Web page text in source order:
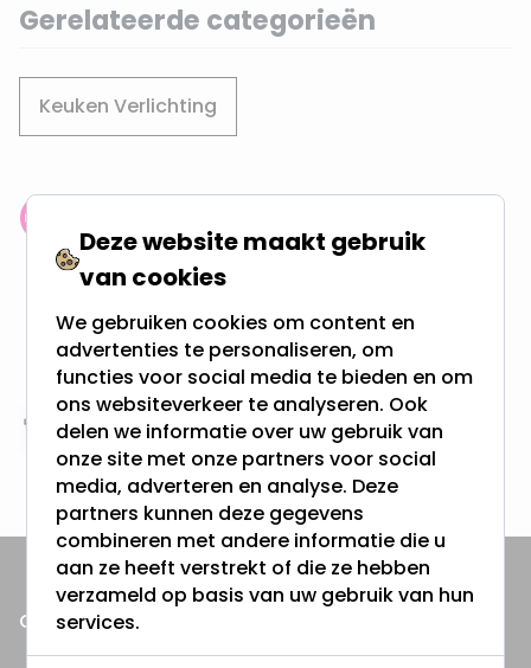
Gerelateerde categorieën
Keuken Verlichting
Klantenbeoordeling: 9.4/10
meer dan 100.000 klanten gingen u voor
Gratis verzending + snel geleverd
Vanaf EUR100,- naar NL & BE
& 100 dagen recht op retour
Altijd uit eigen voorraad
3000m2 - 60.000+ Producten
ONZE PRODUCTEN
Deze website maakt gebruik
van cookies
We gebruiken cookies om content en
advertenties te personaliseren, om
functies voor social media te bieden en om
ons websiteverkeer te analyseren. Ook
delen we informatie over uw gebruik van
onze site met onze partners voor social
media, adverteren en analyse. Deze
partners kunnen deze gegevens
combineren met andere informatie die u
aan ze heeft verstrekt of die ze hebben
verzameld op basis van uw gebruik van hun
services.